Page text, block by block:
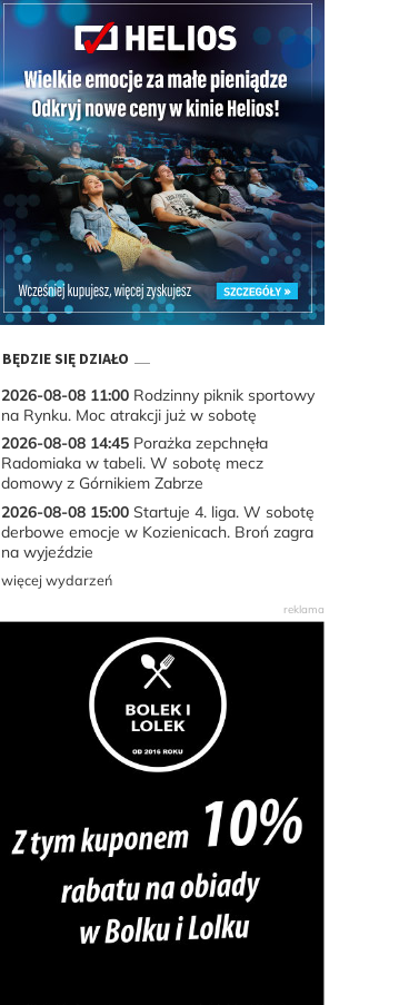
BĘDZIE SIĘ DZIAŁO
2026-08-08 11:00Rodzinny piknik sportowy
na Rynku. Moc atrakcji już w sobotę
2026-08-08 14:45Porażka zepchnęła
Radomiaka w tabeli. W sobotę mecz
domowy z Górnikiem Zabrze
2026-08-08 15:00Startuje 4. liga. W sobotę
derbowe emocje w Kozienicach. Broń zagra
na wyjeździe
więcej wydarzeń